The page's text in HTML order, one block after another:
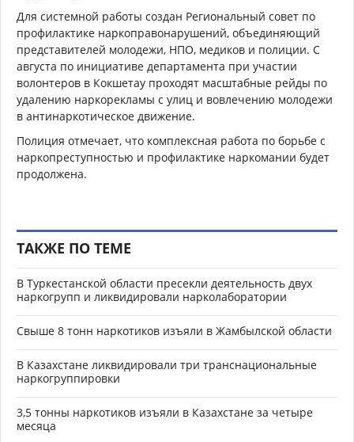
Для системной работы создан Региональный совет по
профилактике наркоправонарушений, объединяющий
представителей молодежи, НПО, медиков и полиции. С
августа по инициативе департамента при участии
волонтеров в Кокшетау проходят масштабные рейды по
удалению наркорекламы с улиц и вовлечению молодежи
в антинаркотическое движение.
Полиция отмечает, что комплексная работа по борьбе с
наркопреступностью и профилактике наркомании будет
продолжена.
ТАКЖЕ ПО ТЕМЕ
В Туркестанской области пресекли деятельность двух
наркогрупп и ликвидировали нарколаборатории
Свыше 8 тонн наркотиков изъяли в Жамбылской области
В Казахстане ликвидировали три транснациональные
наркогруппировки
3,5 тонны наркотиков изъяли в Казахстане за четыре
месяца